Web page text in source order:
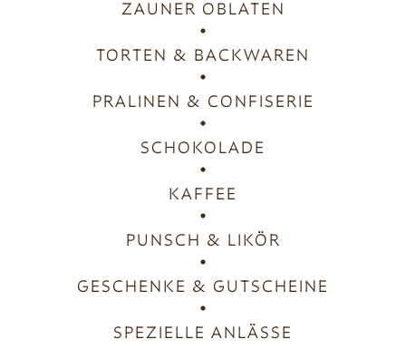
ZAUNER OBLATEN
TORTEN & BACKWAREN
PRALINEN & CONFISERIE
SCHOKOLADE
KAFFEE
PUNSCH & LIKÖR
GESCHENKE & GUTSCHEINE
SPEZIELLE ANLÄSSE